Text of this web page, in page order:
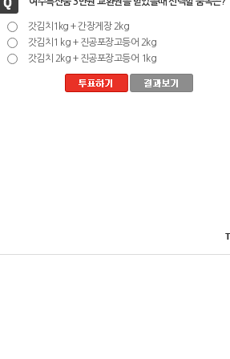
갓김치1kg + 간장게장 2kg
갓김치1 kg + 진공포장고등어 2kg
갓김치 2kg + 진공포장고등어 1kg